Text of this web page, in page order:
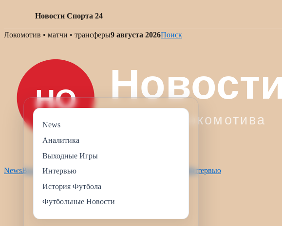
Новости Спорта 24
Skip
Локомотив • матчи • трансферы9 августа 2026Поиск
NewsВыходные Игры Интервью
News
Аналитика
Выходные Игры
Интервью
История Футбола
Футбольные Новости